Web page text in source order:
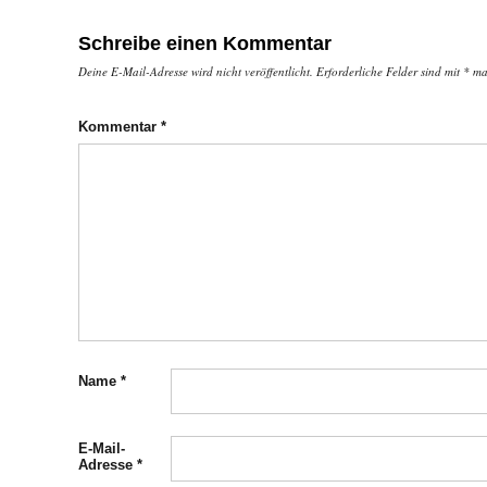
Schreibe einen Kommentar
Deine E-Mail-Adresse wird nicht veröffentlicht. Erforderliche Felder sind mit *
Kommentar *
Name *
E-Mail-
Adresse *